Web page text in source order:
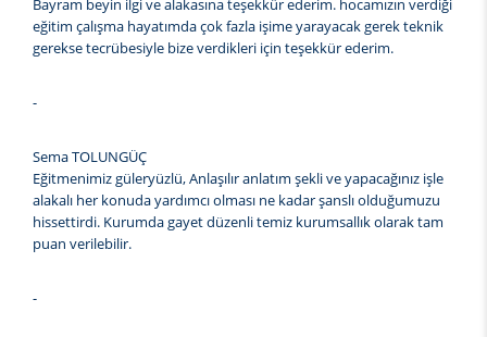
Bayram beyin ilgi ve alakasına teşekkür ederim. hocamızın verdiği
eğitim çalışma hayatımda çok fazla işime yarayacak gerek teknik
gerekse tecrübesiyle bize verdikleri için teşekkür ederim.
-
Sema TOLUNGÜÇ
Eğitmenimiz güleryüzlü, Anlaşılır anlatım şekli ve yapacağınız işle
alakalı her konuda yardımcı olması ne kadar şanslı olduğumuzu
hissettirdi. Kurumda gayet düzenli temiz kurumsallık olarak tam
puan verilebilir.
-